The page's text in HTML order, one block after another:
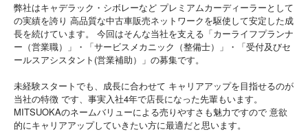
弊社はキャデラック・シボレーなど プレミアムカーディーラーとして
の実績を誇り 高品質な中古車販売ネットワークを駆使して安定した成
長を続けています。 今回はそんな当社を支える「カーライフプランナ
ー（営業職）」・「サービスメカニック（整備士）」・「受付及びセ
ールスアシスタント(営業補助）」の募集です。
未経験スタートでも、成長に合わせて キャリアアップを目指せるのが
当社の特徴 です、事実入社4年で店長になった先輩もいます。
MITSUOKAのネームバリューによる売りやすさも魅力ですので 意欲
的にキャリアアップしていきたい方に最適だと思います。